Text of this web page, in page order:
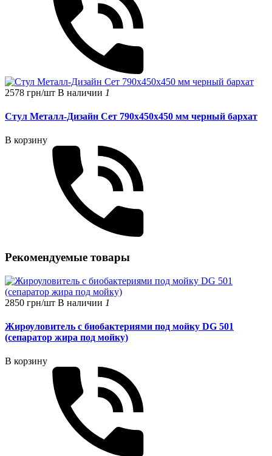
2578 грн/шт В наличии 1
Стул Металл-Дизайн Сет 790х450х450 мм черный бархат
В корзину
Рекомендуемые товары
2850 грн/шт В наличии 1
Жироуловитель с биобактериями под мойку DG 501
(сепаратор жира под мойку)
В корзину